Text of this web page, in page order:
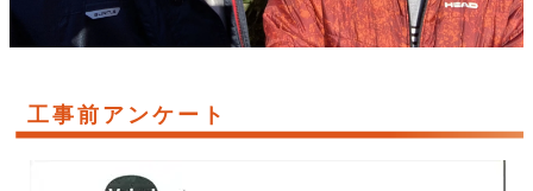
工事前アンケート